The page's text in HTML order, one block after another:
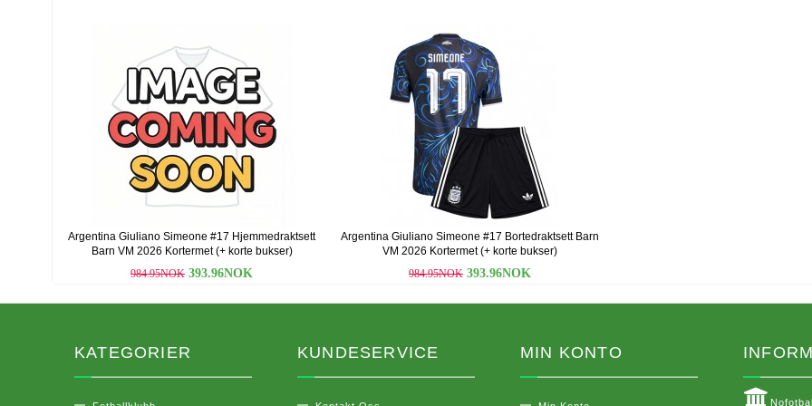
Argentina Giuliano Simeone #17 Hjemmedraktsett
Barn VM 2026 Kortermet (+ korte bukser)
984.95NOK 393.96NOK
Argentina Giuliano Simeone #17 Bortedraktsett Barn
VM 2026 Kortermet (+ korte bukser)
984.95NOK 393.96NOK
KATEGORIER KUNDESERVICE MIN KONTO